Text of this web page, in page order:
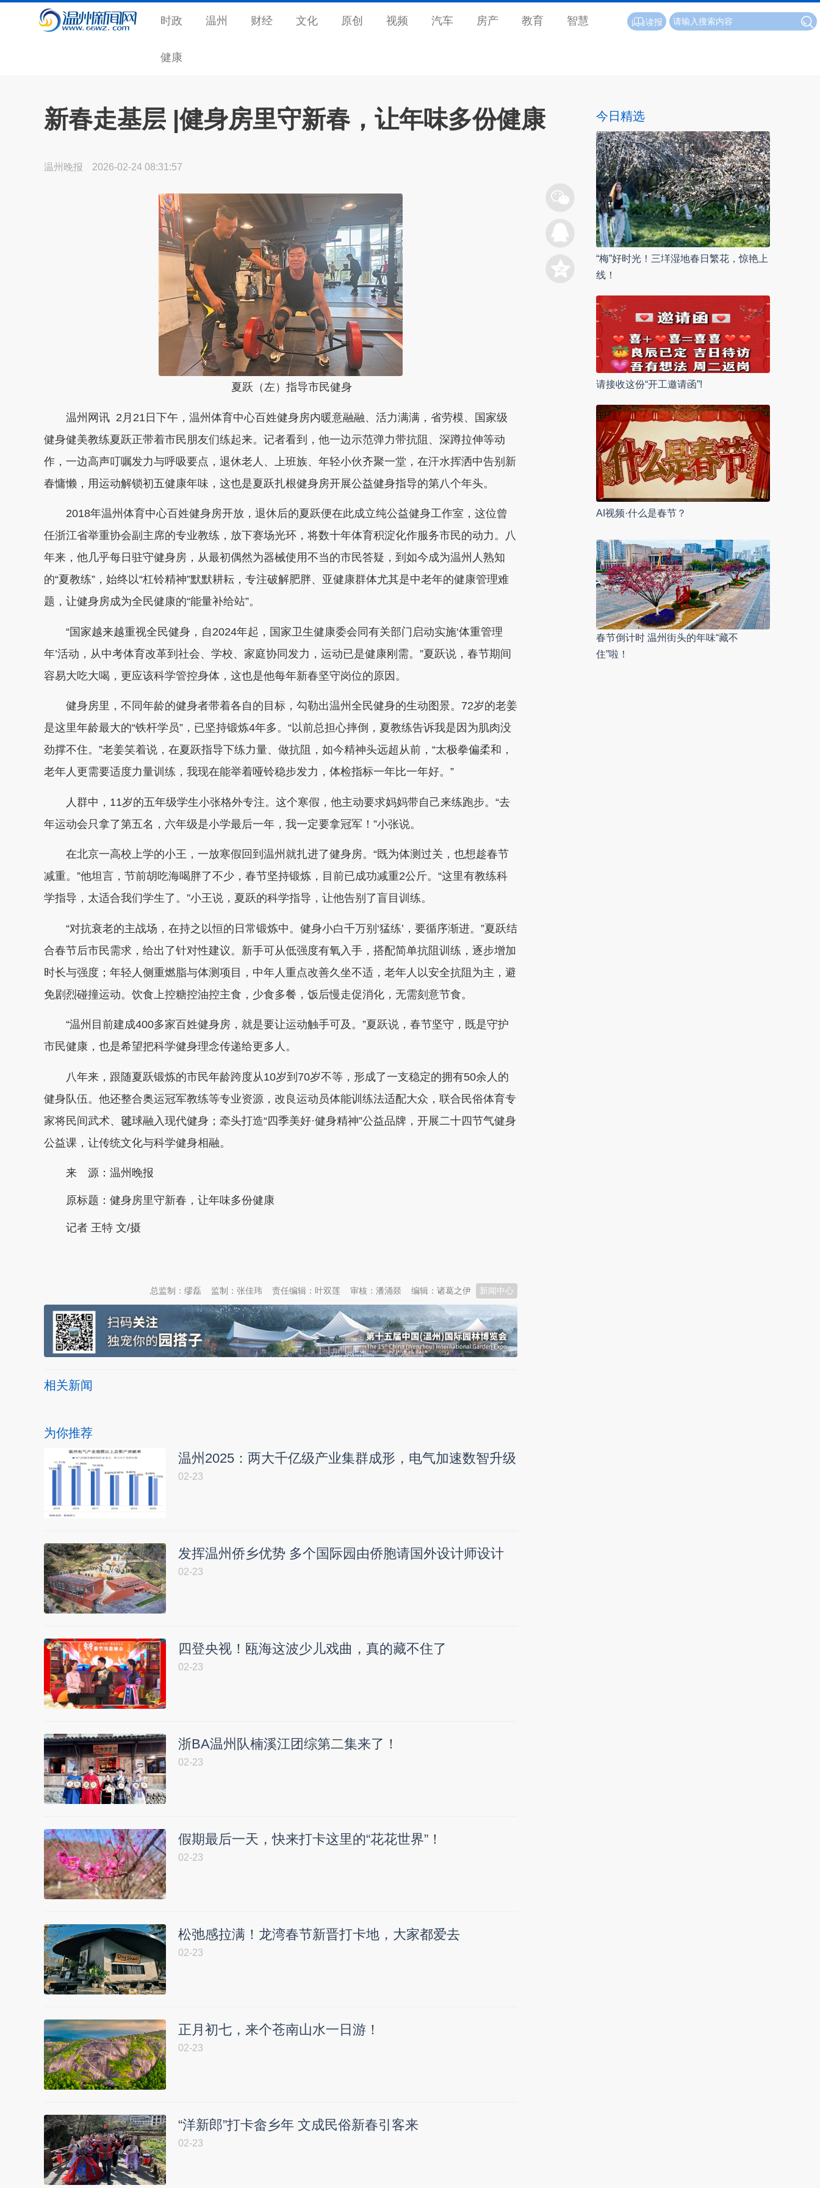
时政 温州 财经 文化 原创 视频 汽车 房产 教育 智慧
健康
读报
新春走基层 |健身房里守新春，让年味多份健康
温州晚报 2026-02-24 08:31:57
夏跃（左）指导市民健身
温州网讯 2月21日下午，温州体育中心百姓健身房内暖意融融、活力满满，省劳模、国家级
健身健美教练夏跃正带着市民朋友们练起来。记者看到，他一边示范弹力带抗阻、深蹲拉伸等动
作，一边高声叮嘱发力与呼吸要点，退休老人、上班族、年轻小伙齐聚一堂，在汗水挥洒中告别新
春慵懒，用运动解锁初五健康年味，这也是夏跃扎根健身房开展公益健身指导的第八个年头。
2018年温州体育中心百姓健身房开放，退休后的夏跃便在此成立纯公益健身工作室，这位曾
任浙江省举重协会副主席的专业教练，放下赛场光环，将数十年体育积淀化作服务市民的动力。八
年来，他几乎每日驻守健身房，从最初偶然为器械使用不当的市民答疑，到如今成为温州人熟知
的“夏教练”，始终以“杠铃精神”默默耕耘，专注破解肥胖、亚健康群体尤其是中老年的健康管理难
题，让健身房成为全民健康的“能量补给站”。
“国家越来越重视全民健身，自2024年起，国家卫生健康委会同有关部门启动实施‘体重管理
年’活动，从中考体育改革到社会、学校、家庭协同发力，运动已是健康刚需。”夏跃说，春节期间
容易大吃大喝，更应该科学管控身体，这也是他每年新春坚守岗位的原因。
健身房里，不同年龄的健身者带着各自的目标，勾勒出温州全民健身的生动图景。72岁的老姜
是这里年龄最大的“铁杆学员”，已坚持锻炼4年多。“以前总担心摔倒，夏教练告诉我是因为肌肉没
劲撑不住。”老姜笑着说，在夏跃指导下练力量、做抗阻，如今精神头远超从前，“太极拳偏柔和，
老年人更需要适度力量训练，我现在能举着哑铃稳步发力，体检指标一年比一年好。”
人群中，11岁的五年级学生小张格外专注。这个寒假，他主动要求妈妈带自己来练跑步。“去
年运动会只拿了第五名，六年级是小学最后一年，我一定要拿冠军！”小张说。
在北京一高校上学的小王，一放寒假回到温州就扎进了健身房。“既为体测过关，也想趁春节
减重。”他坦言，节前胡吃海喝胖了不少，春节坚持锻炼，目前已成功减重2公斤。“这里有教练科
学指导，太适合我们学生了。”小王说，夏跃的科学指导，让他告别了盲目训练。
“对抗衰老的主战场，在持之以恒的日常锻炼中。健身小白千万别‘猛练’，要循序渐进。”夏跃结
合春节后市民需求，给出了针对性建议。新手可从低强度有氧入手，搭配简单抗阻训练，逐步增加
时长与强度；年轻人侧重燃脂与体测项目，中年人重点改善久坐不适，老年人以安全抗阻为主，避
免剧烈碰撞运动。饮食上控糖控油控主食，少食多餐，饭后慢走促消化，无需刻意节食。
“温州目前建成400多家百姓健身房，就是要让运动触手可及。”夏跃说，春节坚守，既是守护
市民健康，也是希望把科学健身理念传递给更多人。
八年来，跟随夏跃锻炼的市民年龄跨度从10岁到70岁不等，形成了一支稳定的拥有50余人的
健身队伍。他还整合奥运冠军教练等专业资源，改良运动员体能训练法适配大众，联合民俗体育专
家将民间武术、毽球融入现代健身；牵头打造“四季美好·健身精神”公益品牌，开展二十四节气健身
公益课，让传统文化与科学健身相融。
来 源：温州晚报
原标题： 健身房里守新春，让年味多份健康
记者 王特 文/摄
新闻中心
编辑：诸葛之伊
审核：潘涌燚
责任编辑：叶双莲
监制：张佳玮
总监制：缪磊
相关新闻
为你推荐
温州2025：两大千亿级产业集群成形，电气加速数智升级
02-23
发挥温州侨乡优势 多个国际园由侨胞请国外设计师设计
02-23
四登央视！瓯海这波少儿戏曲，真的藏不住了
02-23
浙BA温州队楠溪江团综第二集来了！
02-23
假期最后一天，快来打卡这里的“花花世界”！
02-23
松弛感拉满！龙湾春节新晋打卡地，大家都爱去
02-23
正月初七，来个苍南山水一日游！
02-23
“洋新郎”打卡畲乡年 文成民俗新春引客来
02-23
今日精选
“梅”好时光！三垟湿地春日繁花，惊艳上
线！
请接收这份“开工邀请函”!
AI视频·什么是春节？
春节倒计时 温州街头的年味“藏不
住”啦！